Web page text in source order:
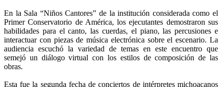
En la Sala “Niños Cantores” de la institución considerada como el
Primer Conservatorio de América, los ejecutantes demostraron sus
habilidades para el canto, las cuerdas, el piano, las percusiones e
interactuar con piezas de música electrónica sobre el escenario. La
audiencia escuchó la variedad de temas en este encuentro que
semejó un diálogo virtual con los estilos de composición de las
obras.
Esta fue la segunda fecha de conciertos de intérpretes michoacanos